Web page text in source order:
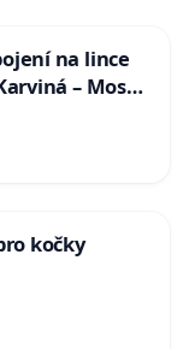
na lince
– Mosty
kočky